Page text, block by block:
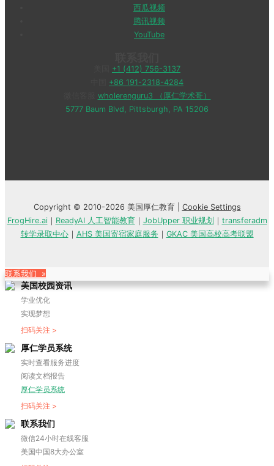
西瓜视频
腾讯视频
YouTube
+1 (412) 756-3137
+86 191-2318-4284
wholerenguru3 （厚仁学术哥）
5777 Baum Blvd, Pittsburgh, PA 15206
Copyright © 2010-2026 美国厚仁教育 | Cookie Settings
FrogHire.ai｜ ReadyAI 人工智能教育｜ JobUpper 职业规划 ｜ transferadm
转学录取中心｜ AHS 美国寄宿家庭服务 ｜ GKAC 美国高校高考联盟
联系我们 »
美国校园资讯
学业优化
实现梦想
扫码关注 >
厚仁学员系统
实时查看服务进度
阅读文档报告
厚仁学员系统
扫码关注 >
联系我们
微信24小时在线客服
美国中国8大办公室